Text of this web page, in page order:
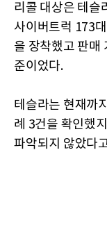
리콜 대상은 테슬
사이버트럭 173
을 장착했고 판매
준이었다.
테슬라는 현재까
례 3건을 확인했
파악되지 않았다